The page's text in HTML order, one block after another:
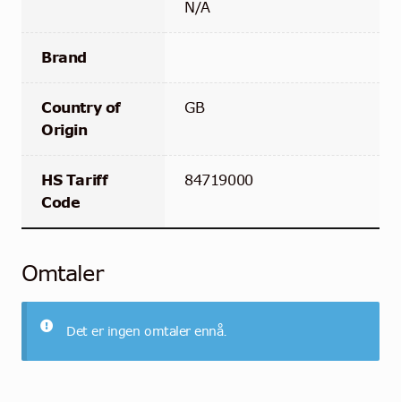
N/A
Brand
Country of
Origin
GB
HS Tariff
Code
84719000
Omtaler
Det er ingen omtaler ennå.